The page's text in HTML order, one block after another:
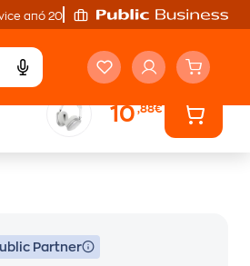
από 20'
10,88€
€
Partner